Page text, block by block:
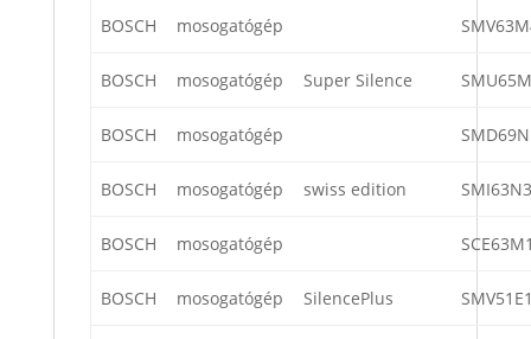
BOSCH mosogatógép
BOSCH mosogatógép Super Silence
BOSCH mosogatógép
BOSCH mosogatógép swiss edition
BOSCH mosogatógép
BOSCH mosogatógép SilencePlus